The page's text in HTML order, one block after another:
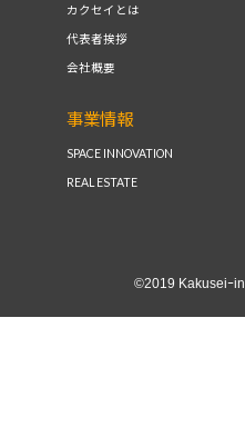
カクセイとは
代表者挨拶
会社概要
事業情報
SPACE INNOVATION
REAL ESTATE
©2019 Kakuseiｰ